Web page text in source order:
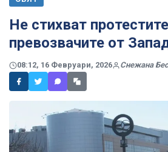
Не стихват
превозвачите от
08:12, 16 Февруари, 2026 Снежана